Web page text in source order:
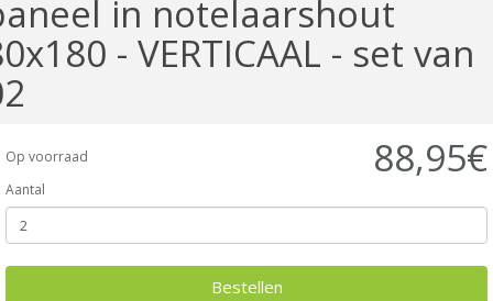
in notelaarshout
- VERTICAAL - set van
Op voorraad 88,95€
Aantal
Bestellen